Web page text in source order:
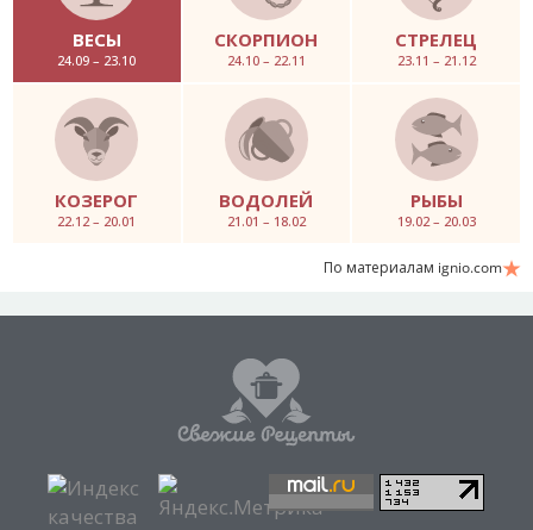
ВЕСЫ
24.09 – 23.10
СКОРПИОН
24.10 – 22.11
СТРЕЛЕЦ
23.11 – 21.12
КОЗЕРОГ
22.12 – 20.01
ВОДОЛЕЙ
21.01 – 18.02
РЫБЫ
19.02 – 20.03
По материалам ignio.com